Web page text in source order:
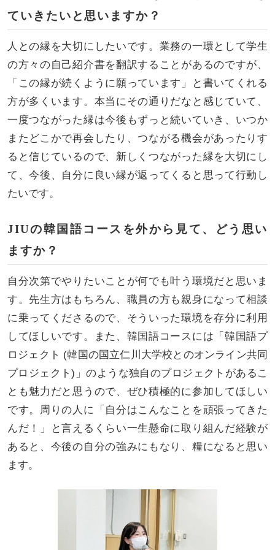
ていきたいと思いますか？
人との縁を大切にしたいです。業務の一環として学生
の方々の自己紹介書を翻訳することがあるのですが、
「この縁が続くように願っています」と書いてくれる
方が多くいます。本当にその通りだなと感じていて、
一度つながった縁は今後もずっと続いていき、いつか
またどこかで再会したり、つながる機会があったりす
ると信じているので、新しくつながった縁を大切にし
て、今後、自分に良い縁が返ってくると思って行動し
たいです。
JIUの韓国語コースを外から見て、どう思い
ますか？
自分次第でやりたいことが何でも叶う環境だと思いま
す。先生方はもちろん、職員の方も親身になって相談
に乗ってくださるので、そういった環境を存分に利用
してほしいです。また、韓国語コースには「韓国語プ
ロジェクト (韓国の国立仁川大学校とのオンライン共同
プロジェクト)」のような独自のプロジェクトがあるこ
とも魅力だと思うので、ぜひ積極的に参加してほしい
です。周りの人に「自分はこんなことを頑張ってきた
んだ！」と言えるくらい一生懸命に取り組んだ経験が
あると、今後の自分の強みにもなり、糧になると思い
ます。